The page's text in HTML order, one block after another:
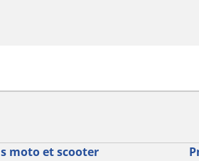
moto et scooter